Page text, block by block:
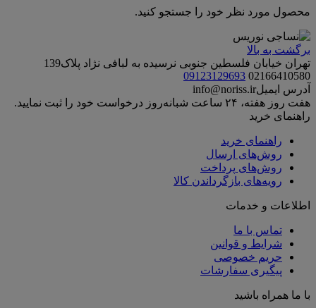
محصول مورد نظر خود را جستجو کنید.
برگشت به بالا
تهران خیابان فلسطین جنوبی نرسیده به لبافی نژاد پلاک139
02166410580
09123129693
آدرس ایمیلinfo@noriss.ir
هفت روز هفته، ۲۴ ساعت شبانه‌روز درخواست خود را ثبت نمایید.
راهنمای خرید
راهنمای خرید
روش‌های ارسال
روش‌های پرداخت
رویه‌های بازگرداندن کالا
اطلاعات و خدمات
تماس با ما
شرایط و قوانین
حریم خصوصی
پیگیری سفارشات
با ما همراه باشید